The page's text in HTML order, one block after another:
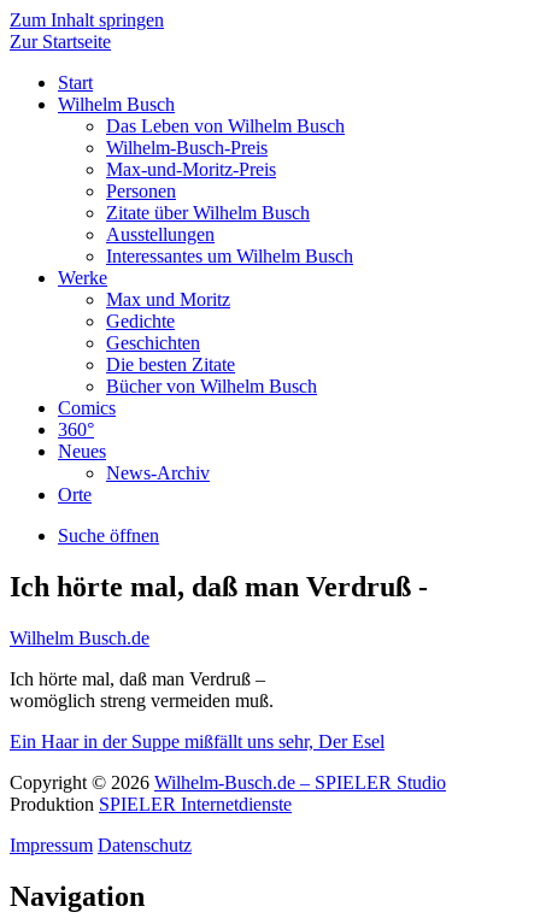
Zum Inhalt springen
Zur Startseite
Start
Wilhelm Busch
Das Leben von Wilhelm Busch
Wilhelm-Busch-Preis
Max-und-Moritz-Preis
Personen
Zitate über Wilhelm Busch
Ausstellungen
Interessantes um Wilhelm Busch
Werke
Max und Moritz
Gedichte
Geschichten
Die besten Zitate
Bücher von Wilhelm Busch
Comics
360°
Neues
News-Archiv
Orte
Suche öffnen
Ich hörte mal, daß man Verdruß -
Wilhelm Busch.de
Ich hörte mal, daß man Verdruß –
womöglich streng vermeiden muß.
Ein Haar in der Suppe mißfällt uns sehr, Der Esel
Copyright © 2026 Wilhelm-Busch.de – SPIELER Studio
Produktion SPIELER Internetdienste
Impressum Datenschutz
Navigation